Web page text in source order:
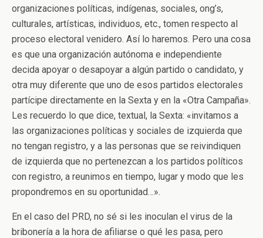
organizaciones políticas, indígenas, sociales, ong’s,
culturales, artísticas, individuos, etc., tomen respecto al
proceso electoral venidero. Así lo haremos. Pero una cosa
es que una organización autónoma e independiente
decida apoyar o desapoyar a algún partido o candidato, y
otra muy diferente que uno de esos partidos electorales
partícipe directamente en la Sexta y en la «Otra Campaña».
Les recuerdo lo que dice, textual, la Sexta: «invitamos a
las organizaciones políticas y sociales de izquierda que
no tengan registro, y a las personas que se reivindiquen
de izquierda que no pertenezcan a los partidos políticos
con registro, a reunimos en tiempo, lugar y modo que les
propondremos en su oportunidad…».
En el caso del PRD, no sé si les inoculan el virus de la
bribonería a la hora de afiliarse o qué les pasa, pero